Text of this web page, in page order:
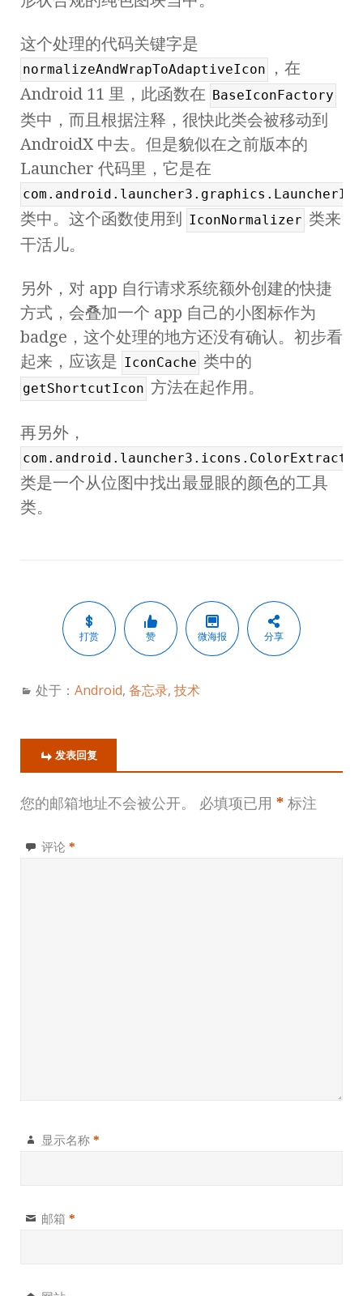
这个处理的代码关键字是
normalizeAndWrapToAdaptiveIcon
，在
Android 11 里，此函数在 BaseIconFactory
类中，而且根据注释，很快此类会被移动到
AndroidX 中去。但是貌似在之前版本的
Launcher 代码里，它是在
类中。这个函数使用到 IconNormalizer 类来
干活儿。
另外，对 app 自行请求系统额外创建的快捷
方式，会叠加一个 app 自己的小图标作为
badge，这个处理的地方还没有确认。初步看
起来，应该是 IconCache 类中的
getShortcutIcon 方法在起作用。
再另外，
com.android.launcher3.icons.ColorExtractor
类是一个从位图中找出最显眼的颜色的工具
类。
打赏 赞 微海报 分享
处于： Android, 备忘录, 技术
发表回复
您的邮箱地址不会被公开。 必填项已用 * 标注
评论 *
显示名称 *
邮箱 *